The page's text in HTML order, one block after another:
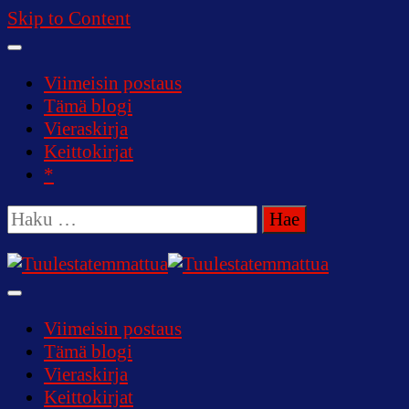
Skip to Content
Viimeisin postaus
Tämä blogi
Vieraskirja
Keittokirjat
*
Haku:
Tuulestatemmattua
Viimeisin postaus
Tämä blogi
Vieraskirja
Keittokirjat